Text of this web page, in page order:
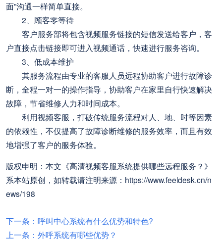
面”沟通一样简单直接。
2、顾客零等待
客户服务部将包含视频服务链接的短信发送给客户，客
户直接点击链接即可进入视频通话，快速进行服务咨询。
3、低成本维护
其服务流程由专业的客服人员远程协助客户进行故障诊
断，全程一对一的操作指导，协助客户在家里自行快速解决
故障，节省维修人力和时间成本。
利用视频客服，打破传统服务流程对人、地、时等因素
的依赖性，不仅提高了故障诊断维修的服务效率，而且有效
地增强了客户的服务体验。
版权申明：本文《高清视频客服系统提供哪些远程服务？》
系本站原创，如转载请注明来源：https://www.feeldesk.cn/n
ews/198
下一条：呼叫中心系统有什么优势和特色?
上一条：外呼系统有哪些优势？